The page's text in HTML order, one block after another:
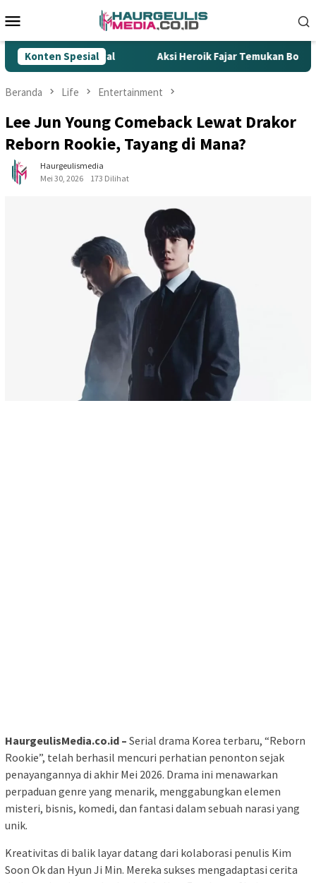
ke
Mobile
Konten Spesial
Rokok Ilegal Aksi Heroik Fajar Temukan Bocah
Beranda Life Entertainment
Lee Jun Young Comeback Lewat Drakor
Reborn Rookie, Tayang di Mana?
Haurgeulismedia
Mei 30, 2026
173 Dilihat
HaurgeulisMedia.co.id – Serial drama Korea terbaru, “Reborn
Rookie”, telah berhasil mencuri perhatian penonton sejak
penayangannya di akhir Mei 2026. Drama ini menawarkan
perpaduan genre yang menarik, menggabungkan elemen
misteri, bisnis, komedi, dan fantasi dalam sebuah narasi yang
unik.
Kreativitas di balik layar datang dari kolaborasi penulis Kim
Soon Ok dan Hyun Ji Min. Mereka sukses mengadaptasi cerita